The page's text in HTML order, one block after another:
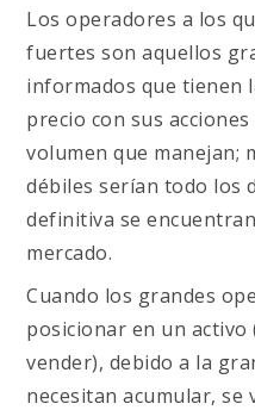
Los operadores a los
fuertes son aquellos
informados que tienen
precio con sus
volumen que manejan;
débiles serían todo los
definitiva se
mercado.
Cuando los grandes
posicionar en un activo
vender), debido a la
necesitan acumular, se